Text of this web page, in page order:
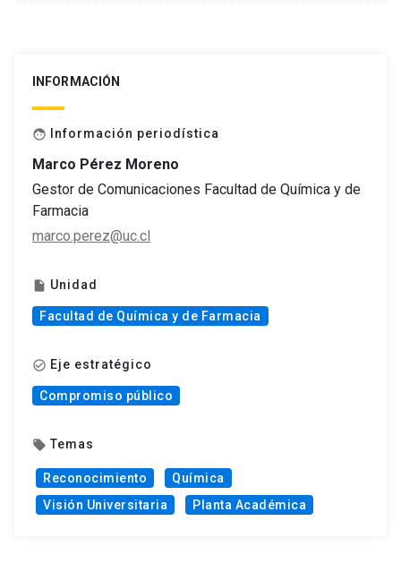
INFORMACIÓN
face Información periodística
Marco Pérez Moreno
Gestor de Comunicaciones Facultad de Química y de
Farmacia
marco.perez@uc.cl
insert_drive_file Unidad
Facultad de Química y de Farmacia
check_circle_outline Eje estratégico
Compromiso público
local_offer Temas
Reconocimiento
Química
Visión Universitaria
Planta Académica